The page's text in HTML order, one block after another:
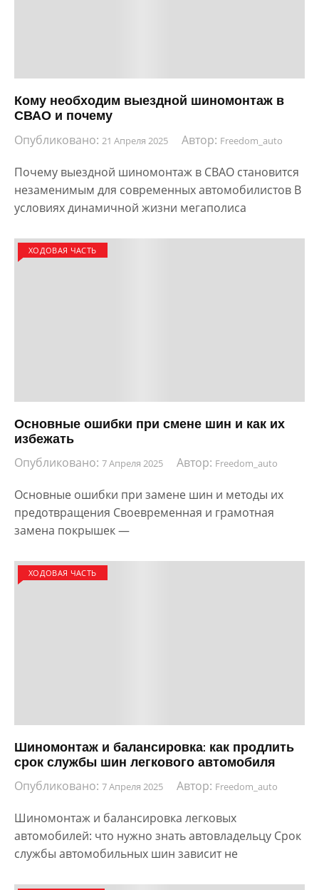
Кому необходим выездной шиномонтаж в
СВАО и почему
Опубликовано: 21 Апреля 2025 Автор: Freedom_auto
Почему выездной шиномонтаж в СВАО становится
незаменимым для современных автомобилистов В
условиях динамичной жизни мегаполиса
ХОДОВАЯ ЧАСТЬ
Основные ошибки при смене шин и как их
избежать
Опубликовано: 7 Апреля 2025 Автор: Freedom_auto
Основные ошибки при замене шин и методы их
предотвращения Своевременная и грамотная
замена покрышек —
ХОДОВАЯ ЧАСТЬ
Шиномонтаж и балансировка: как продлить
срок службы шин легкового автомобиля
Опубликовано: 7 Апреля 2025 Автор: Freedom_auto
Шиномонтаж и балансировка легковых
автомобилей: что нужно знать автовладельцу Срок
службы автомобильных шин зависит не